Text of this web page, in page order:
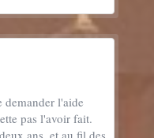
demander l'aide
pas l'avoir fait.